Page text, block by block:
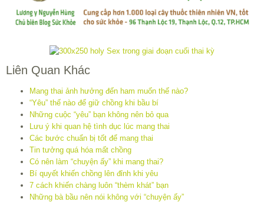
Liên Quan Khác
Mang thai ảnh hưởng đến ham muốn thế nào?
“Yêu” thế nào để giữ chồng khi bầu bí
Những cuộc “yêu” bạn không nên bỏ qua
Lưu ý khi quan hệ tình dục lúc mang thai
Các bước chuẩn bị tốt để mang thai
Tin tưởng quá hóa mất chồng
Có nên làm “chuyện ấy” khi mang thai?
Bí quyết khiến chồng lên đỉnh khi yêu
7 cách khiến chàng luôn “thèm khát” bạn
Những bà bầu nên nói không với “chuyện ấy”